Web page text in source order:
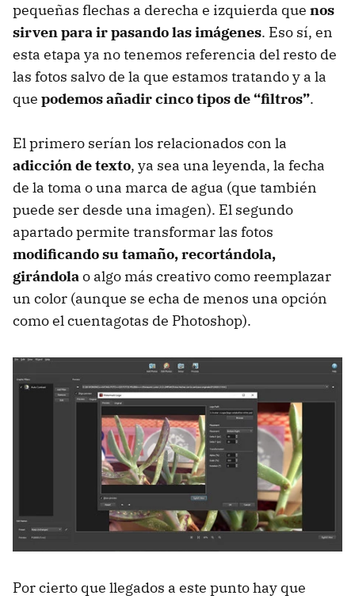
pequeñas flechas a derecha e izquierda que nos
sirven para ir pasando las imágenes. Eso sí, en
esta etapa ya no tenemos referencia del resto de
las fotos salvo de la que estamos tratando y a la
que podemos añadir cinco tipos de “filtros”.
El primero serían los relacionados con la
adicción de texto, ya sea una leyenda, la fecha
de la toma o una marca de agua (que también
puede ser desde una imagen). El segundo
apartado permite transformar las fotos
modificando su tamaño, recortándola,
girándolao algo más creativo como reemplazar
un color (aunque se echa de menos una opción
como el cuentagotas de Photoshop).
Por cierto que llegados a este punto hay que